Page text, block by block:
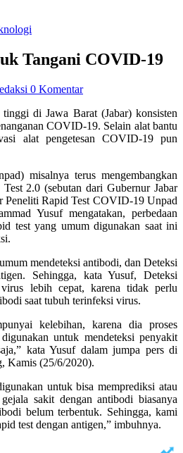
Tangani COVID-19
0 Komentar
di Jawa Barat (Jabar) konsisten
COVID-19. Selain alat bantu
alat pengetesan COVID-19 pun
misalnya terus mengembangkan
2.0 (sebutan dari Gubernur Jabar
Rapid Test COVID-19 Unpad
Yusuf mengatakan, perbedaan
test yang umum digunakan saat ini
mendeteksi antibodi, dan Deteksi
Sehingga, kata Yusuf, Deteksi
lebih cepat, karena tidak perlu
saat tubuh terinfeksi virus.
kelebihan, karena dia proses
untuk mendeteksi penyakit
kata Yusuf dalam jumpa pers di
Kamis (25/6/2020).
untuk bisa memprediksi atau
sakit dengan antibodi biasanya
belum terbentuk. Sehingga, kami
test dengan antigen,” imbuhnya.